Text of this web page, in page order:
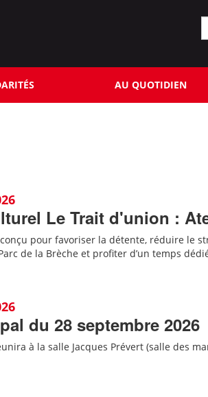
AU QUOTIDIEN
Le Trait d'union :
pour favoriser la détente, réduire le
de la Brèche et profiter d’un temps
du 28 septembre 2026
à la salle Jacques Prévert (salle des